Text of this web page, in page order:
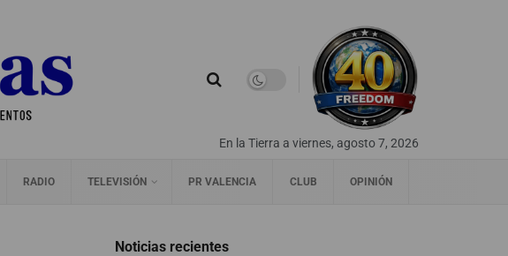
En la Tierra a viernes, agosto 7, 2026
RADIO TELEVISIÓN PR VALENCIA CLUB OPINIÓN
Noticias recientes